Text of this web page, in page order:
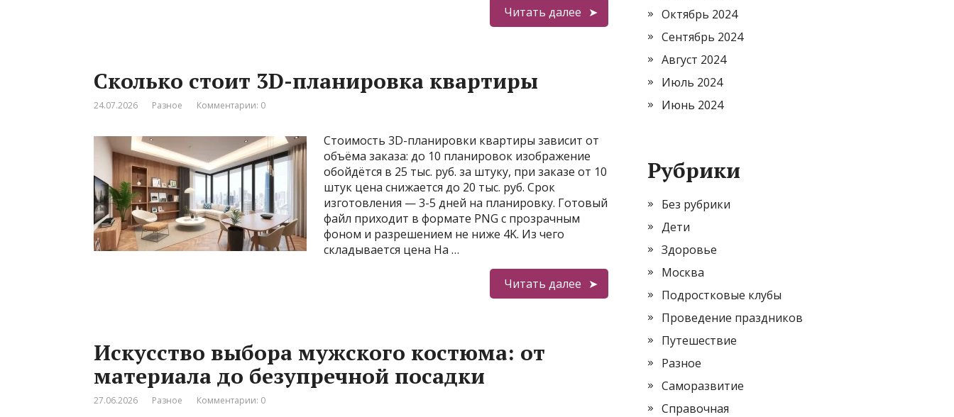
Читать далее
Сколько стоит 3D-планировка квартиры
24.07.2026 Разное Комментарии: 0
Стоимость 3D-планировки квартиры зависит от
объёма заказа: до 10 планировок изображение
обойдётся в 25 тыс. руб. за штуку, при заказе от 10
штук цена снижается до 20 тыс. руб. Срок
изготовления — 3-5 дней на планировку. Готовый
файл приходит в формате PNG с прозрачным
фоном и разрешением не ниже 4K. Из чего
складывается цена На …
Читать далее
Искусство выбора мужского костюма: от
материала до безупречной посадки
27.06.2026 Разное Комментарии: 0
Октябрь 2024
Сентябрь 2024
Август 2024
Июль 2024
Июнь 2024
Рубрики
Без рубрики
Дети
Здоровье
Москва
Подростковые клубы
Проведение праздников
Путешествие
Разное
Саморазвитие
Справочная